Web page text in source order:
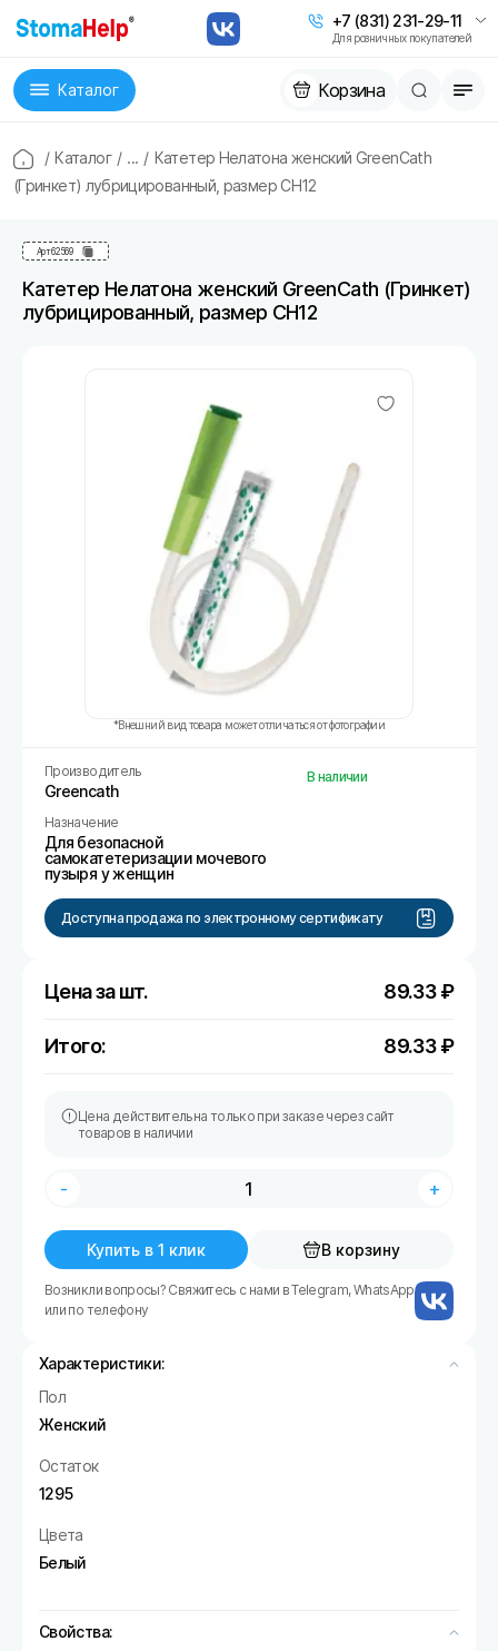
+7 (831) 231-29-11
Для розничных покупателей
Каталог Корзина
/ Каталог / ... / Катетер Нелатона женский GreenCath
(Гринкет) лубрицированный, размер CH12
Арт62569
Катетер Нелатона женский GreenCath (Гринкет)
лубрицированный, размер CH12
*Внешний вид товара может отличаться от фотографии
Производитель
Greencath
Назначение
Для безопасной
самокатетеризации мочевого
пузыря у женщин
В наличии
Доступна продажа по электронному сертификату
Цена за шт. 89.33₽
Итого: 89.33₽
Цена действительна только при заказе через сайт
товаров в наличии
- +
Купить в 1 клик В корзину
Возникли вопросы? Свяжитесь с нами в Telegram, WhatsApp
или по телефону
Характеристики:
Пол
Женский
Остаток
1295
Цвета
Белый
Свойства: